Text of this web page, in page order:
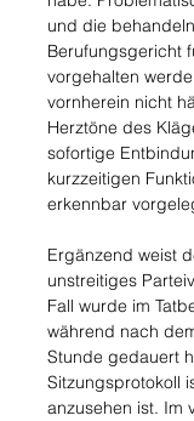
und die
Berufungsgericht
vorgehalten
vornherein nicht
Herztöne des
sofortige
kurzzeitigen
erkennbar
Ergänzend weist
unstreitiges
Fall wurde im
während nach
Stunde gedauert
Sitzungsprotokoll
anzusehen ist. Im